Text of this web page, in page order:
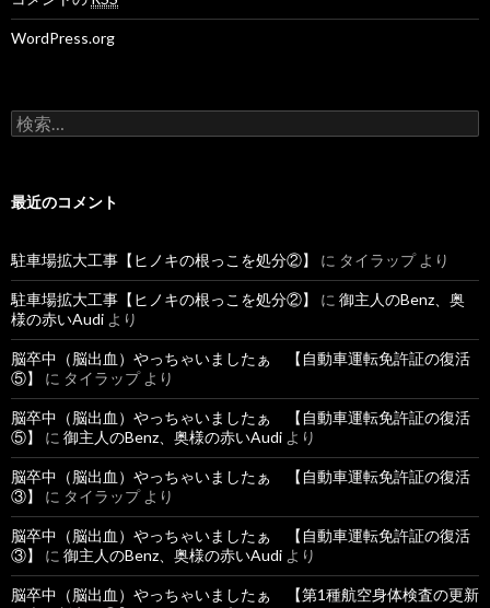
WordPress.org
検
索
最近のコメント
駐車場拡大工事【ヒノキの根っこを処分②】 に タイラップより
駐車場拡大工事【ヒノキの根っこを処分②】 に 御主人のBenz、奥
様の赤いAudi より
脳卒中（脳出血）やっちゃいましたぁ 【自動車運転免許証の復活
⑤】
に タイラップより
脳卒中（脳出血）やっちゃいましたぁ 【自動車運転免許証の復活
⑤】
に 御主人のBenz、奥様の赤いAudi より
脳卒中（脳出血）やっちゃいましたぁ 【自動車運転免許証の復活
③】
に タイラップより
脳卒中（脳出血）やっちゃいましたぁ 【自動車運転免許証の復活
③】
に 御主人のBenz、奥様の赤いAudi より
脳卒中（脳出血）やっちゃいましたぁ 【第1種航空身体検査の更新